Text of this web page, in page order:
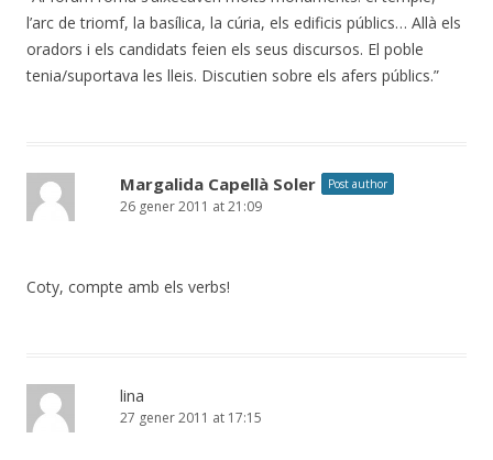
l’arc de triomf, la basílica, la cúria, els edificis públics… Allà els
oradors i els candidats feien els seus discursos. El poble
tenia/suportava les lleis. Discutien sobre els afers públics.”
Margalida Capellà Soler Post author
26 gener 2011 at 21:09
Coty, compte amb els verbs!
lina
27 gener 2011 at 17:15